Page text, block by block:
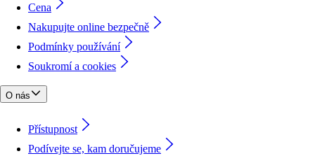
Cena
Nakupujte online bezpečně
Podmínky používání
Soukromí a cookies
O nás
Přístupnost
Podívejte se, kam doručujeme